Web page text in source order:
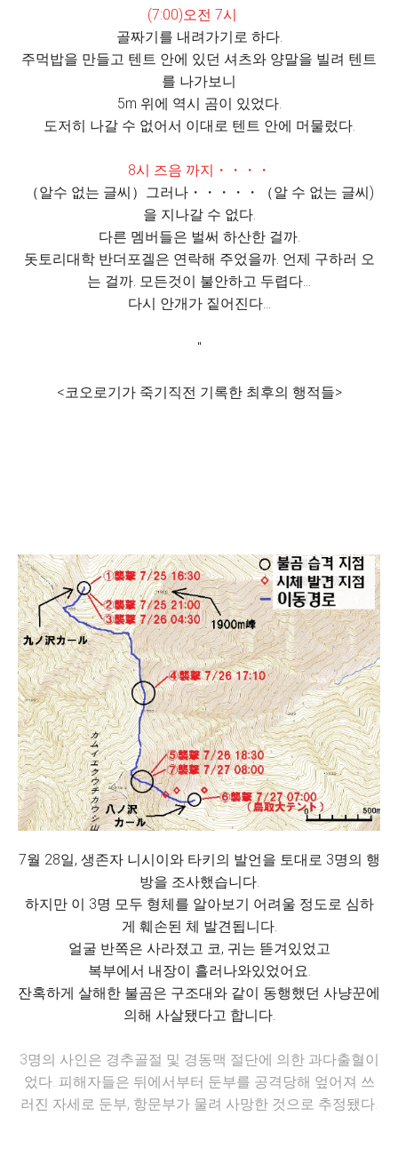
(7:00)오전 7시
골짜기를 내려가기로 하다.
주먹밥을 만들고 텐트 안에 있던 셔츠와 양말을 빌려 텐트
를 나가보니
5m 위에 역시 곰이 있었다.
도저히 나갈 수 없어서 이대로 텐트 안에 머물렀다.
8시 즈음 까지・・・・
（알수 없는 글씨）그러나・・・・・（알 수 없는 글씨)
을 지나갈 수 없다.
다른 멤버들은 벌써 하산한 걸까.
돗토리대학 반더포겔은 연락해 주었을까. 언제 구하러 오
는 걸까. 모든것이 불안하고 두렵다...
다시 안개가 짙어진다...
"
<코오로기가 죽기직전 기록한 최후의 행적들>
7월 28일, 생존자 니시이와 타키의 발언을 토대로 3명의 행
방을 조사했습니다.
하지만 이 3명 모두 형체를 알아보기 어려울 정도로 심하
게 훼손된 체 발견됩니다.
얼굴 반쪽은 사라졌고 코, 귀는 뜯겨있었고
복부에서 내장이 흘러나와있었어요.
잔혹하게 살해한 불곰은 구조대와 같이 동행했던 사냥꾼에
의해 사살됐다고 합니다.
3명의 사인은 경추골절 및 경동맥 절단에 의한 과다출혈이
었다. 피해자들은 뒤에서부터 둔부를 공격당해 엎어져 쓰
러진 자세로 둔부, 항문부가 물려 사망한 것으로 추정됐다.